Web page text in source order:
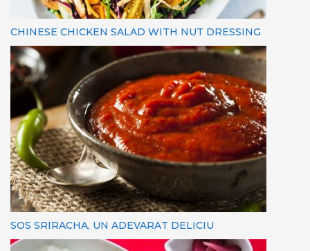
CHINESE CHICKEN SALAD WITH NUT DRESSING
SOS SRIRACHA, UN ADEVARAT DELICIU